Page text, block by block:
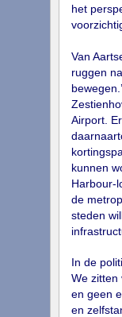
het
Van
ruggen
Airport.
kunnen
Harbour-
de
steden
In de
We zitten
en geen
en